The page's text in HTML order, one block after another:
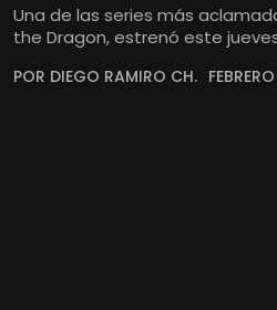
Una de las series más
the Dragon, estrenó este
POR DIEGO RAMIRO CH.